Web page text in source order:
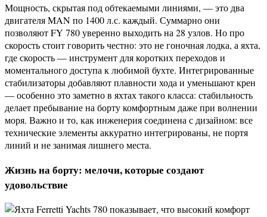
Мощность, скрытая под обтекаемыми линиями, — это два
двигателя MAN по 1400 л.с. каждый. Суммарно они
позволяют FY 780 уверенно выходить на 28 узлов. Но про
скорость стоит говорить честно: это не гоночная лодка, а яхта,
где скорость — инструмент для коротких переходов и
моментального доступа к любимой бухте. Интегрированные
стабилизаторы добавляют плавности хода и уменьшают крен
— особенно это заметно в яхтах такого класса: стабильность
делает пребывание на борту комфортным даже при волнении
моря. Важно и то, как инженерия соединена с дизайном: все
технические элементы аккуратно интегрированы, не портя
линий и не занимая лишнего места.
Жизнь на борту: мелочи, которые создают
удовольствие